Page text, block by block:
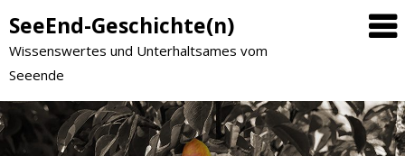
SeeEnd-Geschichte(n)
Wissenswertes und Unterhaltsames vom
Seeende